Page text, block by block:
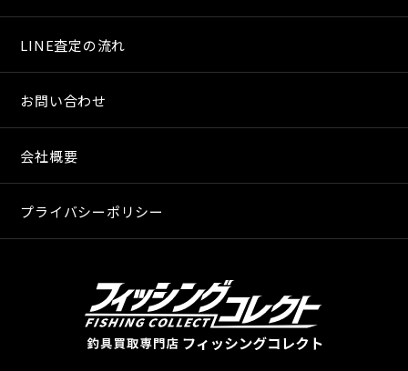
LINE査定の流れ
お問い合わせ
会社概要
プライバシーポリシー